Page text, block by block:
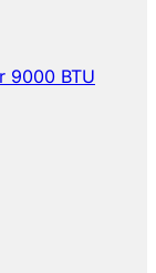
9000 BTU